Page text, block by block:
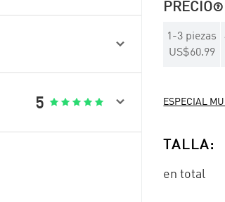
PRECIO
1 -3 piezas
US$60.99
ESPECIAL
TALLA:
en total

5      